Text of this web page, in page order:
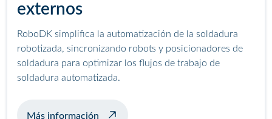
externos
RoboDK simplifica la automatización de la soldadura
robotizada, sincronizando robots y posicionadores de
soldadura para optimizar los flujos de trabajo de
soldadura automatizada.
Más información sobre soldadura de ejemplo con